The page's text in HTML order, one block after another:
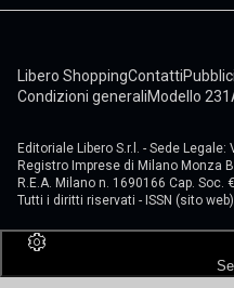
Libero ShoppingContatti
Condizioni generaliModello 231
Editoriale Libero S.r.l. - Sede Legale:
Registro Imprese di Milano Monza
R.E.A. Milano n. 1690166 Cap. Soc.
Tutti i diritti riservati - ISSN (sito